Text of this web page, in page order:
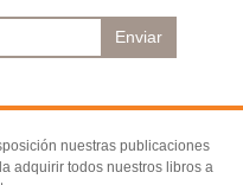
Enviar
nuestras publicaciones
adquirir todos nuestros libros a